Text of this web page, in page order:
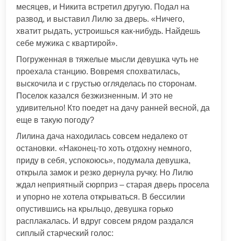
месяцев, и Никита встретил другую. Подал на
развод, и выставил Лилю за дверь. «Ничего,
хватит рыдать, устроишься как-нибудь. Найдешь
себе мужика с квартирой».
Погруженная в тяжелые мысли девушка чуть не
проехала станцию. Вовремя спохватилась,
выскочила и с грустью огляделась по сторонам.
Поселок казался безжизненным. И это не
удивительно! Кто поедет на дачу ранней весной, да
еще в такую погоду?
Лилина дача находилась совсем недалеко от
остановки. «Наконец-то хоть отдохну немного,
приду в себя, успокоюсь», подумала девушка,
открыла замок и резко дернула ручку. Но Лилю
ждал неприятный сюрприз – старая дверь просела
и упорно не хотела открываться. В бессилии
опустившись на крыльцо, девушка горько
расплакалась. И вдруг совсем рядом раздался
сиплый старческий голос: